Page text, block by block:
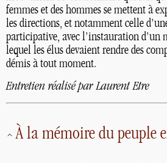
femmes et des hommes se mettent à
les directions, et notamment celle
participative, avec l’instauration d’un
lequel les élus devaient rendre des
démis à tout moment.
Entretien réalisé par Laurent Etre
À la mémoire du peuple